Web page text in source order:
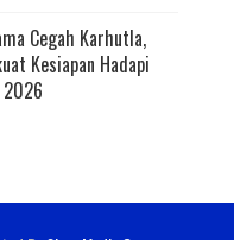
Cegah Karhutla,
Kesiapan Hadapi